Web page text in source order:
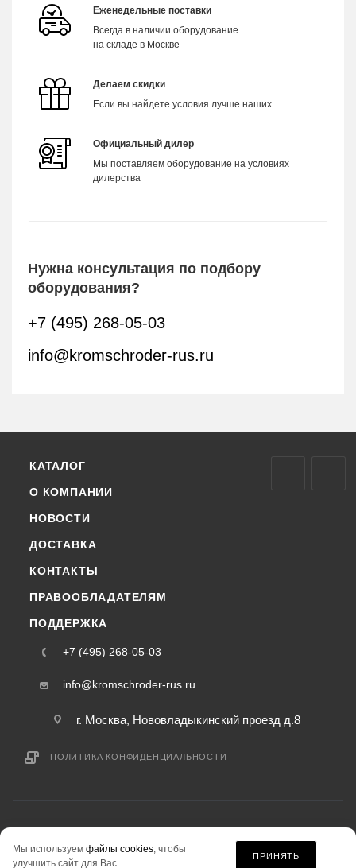
Еженедельные поставки
Всегда в наличии оборудование
на складе в Москве
Делаем скидки
Если вы найдете условия лучше наших
Официальный дилер
Мы поставляем оборудование на условиях
дилерства
Нужна консультация по подбору
оборудования?
+7 (495) 268-05-03
info@kromschroder-rus.ru
КАТАЛОГ
О КОМПАНИИ
НОВОСТИ
ДОСТАВКА
КОНТАКТЫ
ПРАВООБЛАДАТЕЛЯМ
ПОДДЕРЖКА
+7 (495) 268-05-03
info@kromschroder-rus.ru
г. Москва, Нововладыкинский проезд д.8
ПОЛИТИКА КОНФИДЕНЦИАЛЬНОСТИ
информация на сайте «kromschroder-rus.ru» не является публичной офертой.
Мы используем файлы cookies, чтобы
улучшить сайт для Вас.
ПРИНЯТЬ